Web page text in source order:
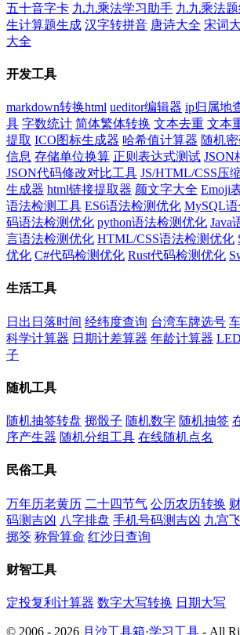
五十音字卡 九九乘法学习助手 九九乘法
生计算题生成 汉字转拼音 唐诗大全 宋词
大全
开发工具
markdown转换html ueditor编辑器 ip归属地
具 字数统计 简体繁体转换 文本去重 文本
提取 ICO图标生成器 哈希值计算器 随机
信息 存储单位换算 正则表达式测试 JSON
JSON代码修改对比工具 JS/HTML/CSS压
生成器 html链接提取器 颜文字大全 Emoji
语法检测工具 ES6语法检测优化 MySQL
码语法检测优化 python语法检测优化 Java
言语法检测优化 HTML/CSS语法检测优化
优化 C#代码检测优化 Rust代码检测优化
生活工具
日出日落时间 经纬度查询 台湾车牌选号
科学计算器 日期计差算器 年龄计算器
子
随机工具
随机抽签转盘 掷骰子 随机数字 随机抽签
序产生器 随机分组工具 在线随机点名
民俗工具
万年历老黄历 二十四节气 公历农历转换
码测吉凶 八字排盘 手机号码测吉凶 九宫
掷筊 称骨算命 红沙日查询
财智工具
定投复利计算器 数字大写转换 日期大写
© 2006 - 2026 月沙工具箱·学习工具 - All